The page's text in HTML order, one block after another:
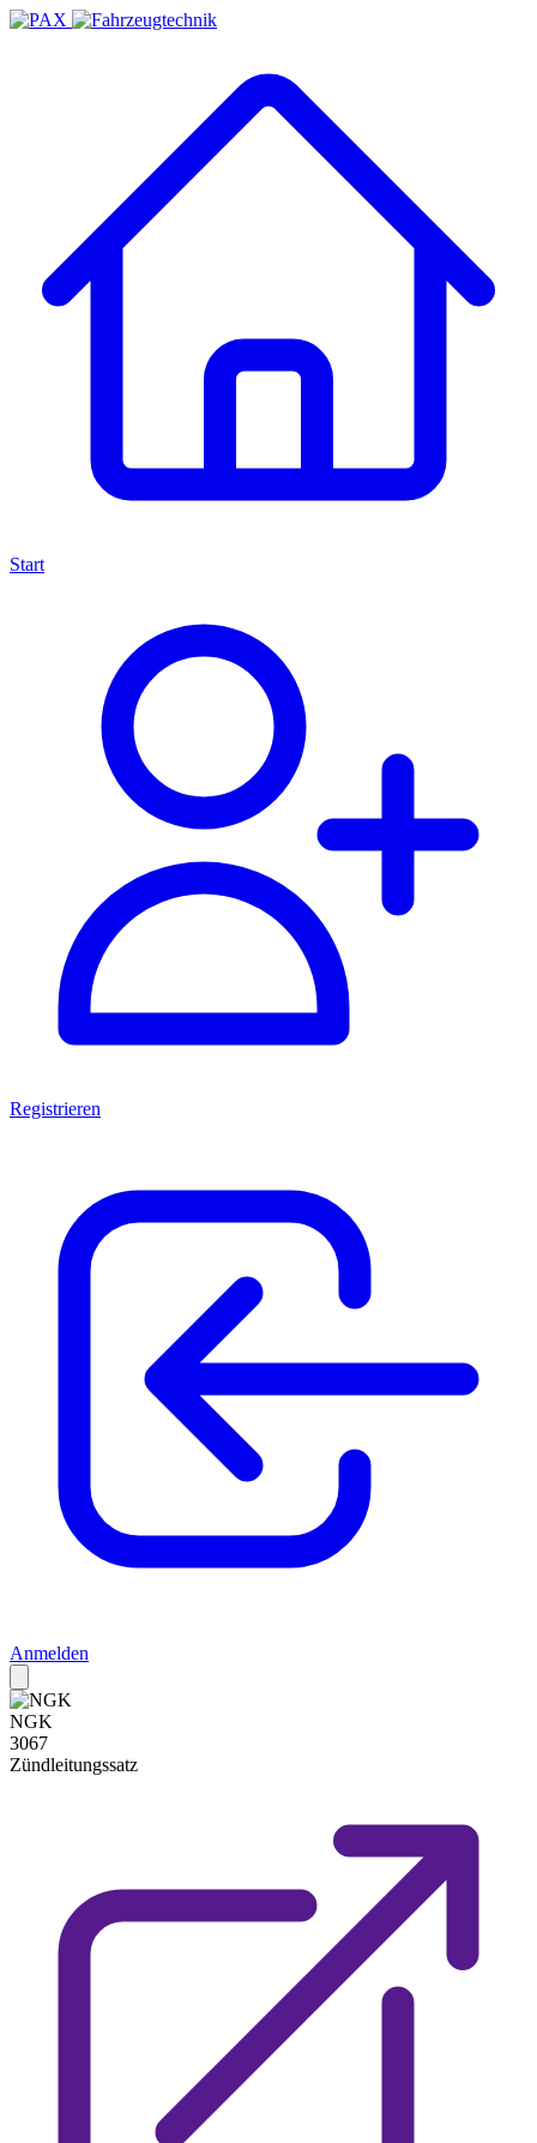
Start
Registrieren
Anmelden
NGK
3067
Zündleitungssatz